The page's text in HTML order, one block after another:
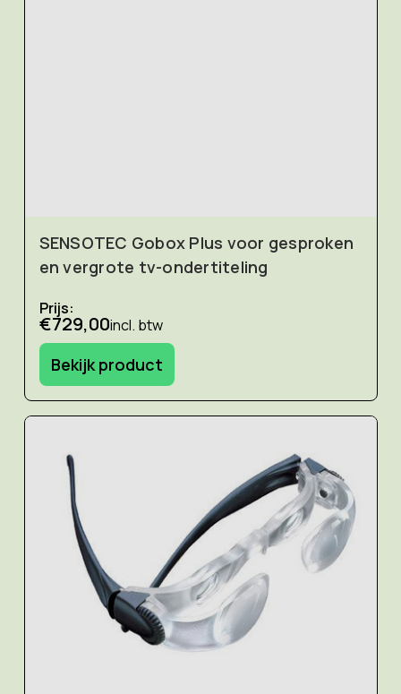
SENSOTEC Gobox Plus voor gesproken
en vergrote tv-ondertiteling
Prijs:
€729,00incl. btw
Bekijk product